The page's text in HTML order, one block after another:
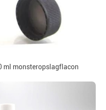
ml monsteropslagflacon